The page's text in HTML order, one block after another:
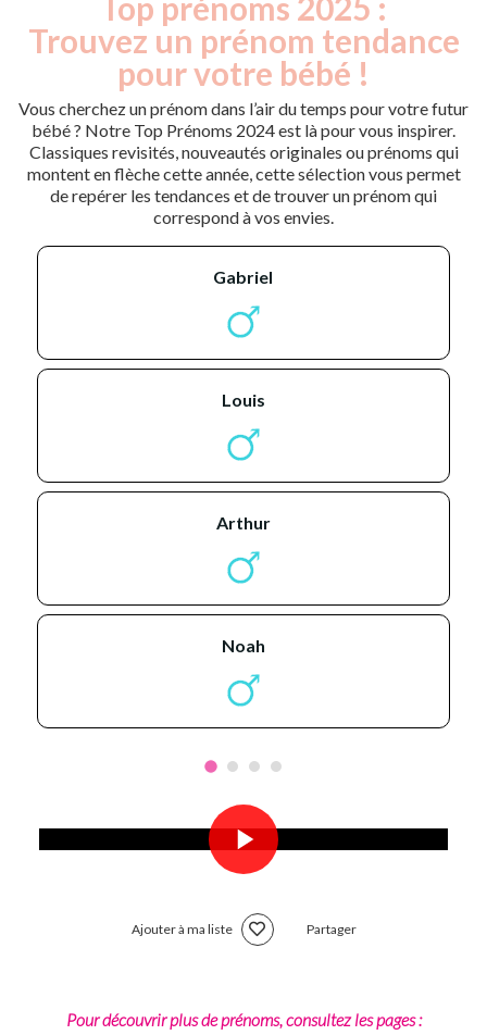
Trouvez un prénom tendance
pour votre bébé !
Vous cherchez un prénom dans l’air du temps pour votre futur
bébé ? Notre Top Prénoms 2024 est là pour vous inspirer.
Classiques revisités, nouveautés originales ou prénoms qui
montent en flèche cette année, cette sélection vous permet
de repérer les tendances et de trouver un prénom qui
correspond à vos envies.
gabriel
louis
arthur
noah
Ajouter à ma liste Partager
Pour découvrir plus de prénoms, consultez les pages :